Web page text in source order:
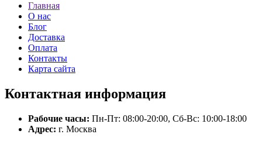
Главная
О нас
Блог
Доставка
Оплата
Контакты
Карта сайта
Контактная информация
Рабочие часы: Пн-Пт: 08:00-20:00, Сб-Вс: 10:00-18:00
Адрес: г. Москва